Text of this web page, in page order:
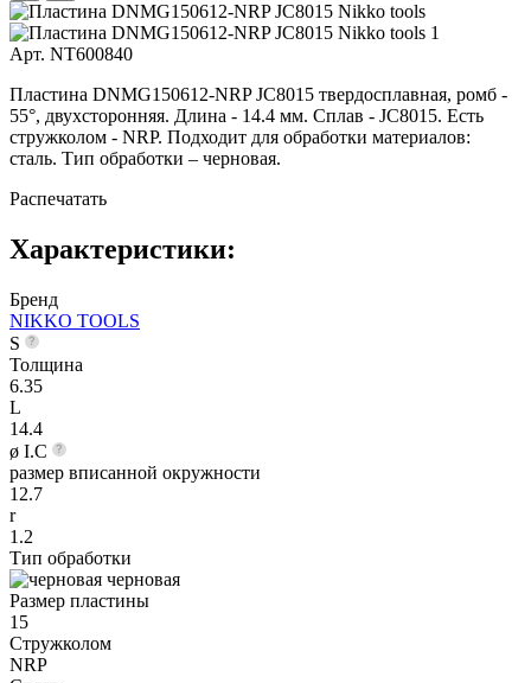
Арт. NT600840
Пластина DNMG150612-NRP JC8015 твердосплавная, ромб -
55°, двухсторонняя. Длина - 14.4 мм. Сплав - JC8015. Есть
стружколом - NRP. Подходит для обработки материалов:
сталь. Тип обработки – черновая.
Распечатать
Характеристики:
Бренд
NIKKO TOOLS
S
Толщина
6.35
L
14.4
ø I.C
размер вписанной окружности
12.7
r
1.2
Тип обработки
черновая
Размер пластины
15
Стружколом
NRP